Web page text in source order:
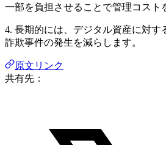
一部を負担させることで管理コスト
4. 長期的には、デジタル資産に対す
詐欺事件の発生を減らします。
原文リンク
共有先：